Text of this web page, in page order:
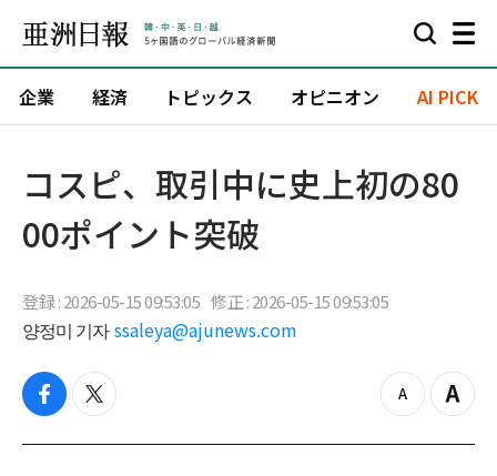
企業 経済 トピックス オピニオン AI PICK
コスピ、取引中に史上初の80
00ポイント突破
登録 : 2026-05-15 09:53:05 修正 : 2026-05-15 09:53:05
양정미 기자 ssaleya@ajunews.com
f
c
t
i
z
o
Z
o